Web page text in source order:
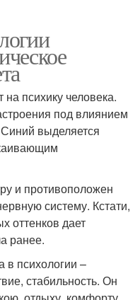
психику человека.
под влиянием
выделяется
и противоположен
систему. Кстати,
оттенков дает
ранее.
в психологии –
стабильность. Он